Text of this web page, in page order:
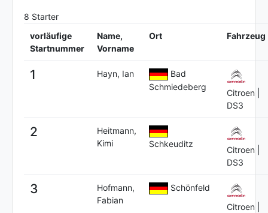
8 Starter
vorläufige
Startnummer
Name,
Vorname
Ort Fahrzeug
1 Hayn, Ian
Bad
Schmiedeberg
Citroen |
DS3
2
Heitmann,
Kimi
Schkeuditz
Citroen |
DS3
3
Hofmann,
Fabian
Schönfeld
Citroen |